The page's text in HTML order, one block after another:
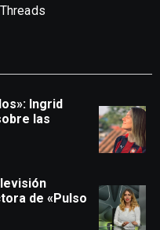
Threads
Ingrid
las
de «Pulso